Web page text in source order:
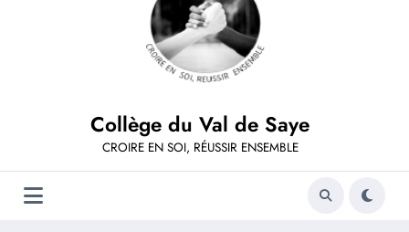
Collège du Val de Saye
CROIRE EN SOI, RÉUSSIR ENSEMBLE